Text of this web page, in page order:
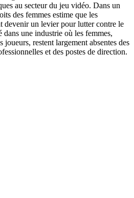
au secteur du jeu vidéo. Dans un
des femmes estime que les
devenir un levier pour lutter contre le
une industrie où les femmes,
joueurs, restent largement absentes des
et des postes de direction.